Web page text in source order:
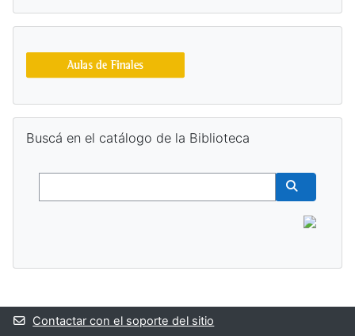
Buscá en el catálogo de la Biblioteca
Buscar
Bloques suplementarios
Contactar con el soporte del sitio